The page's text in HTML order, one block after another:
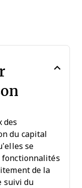
des
du capital
se
fonctionnalités
de la
suivi du